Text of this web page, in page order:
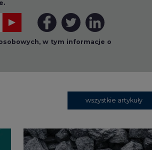
w tym informacje o